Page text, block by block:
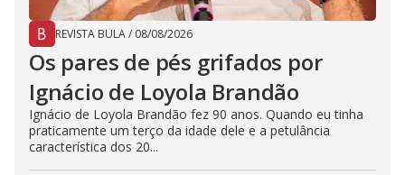
REVISTA BULA/ 08/08/2026
Os pares de pés grifados por
Ignácio de Loyola Brandão
Ignácio de Loyola Brandão fez 90 anos. Quando eu tinha
praticamente um terço da idade dele e a petulância
característica dos 20...